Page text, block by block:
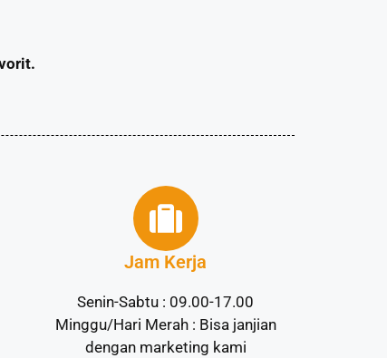
Jam Kerja
Senin-Sabtu : 09.00-17.00
Minggu/Hari Merah : Bisa janjian
dengan marketing kami